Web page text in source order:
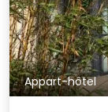
Appart-hôtel